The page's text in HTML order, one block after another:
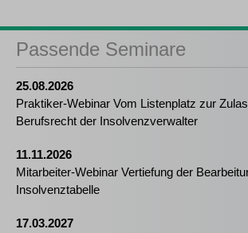
Passende Seminare
25.08.2026
Praktiker-Webinar Vom Listenplatz zur
Berufsrecht der Insolvenzverwalter
11.11.2026
Mitarbeiter-Webinar Vertiefung der
Insolvenztabelle
17.03.2027